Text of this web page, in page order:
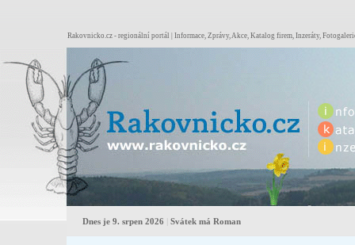
Rakovnicko.cz - regionální portál | Informace, Zprávy, Akce, Katalog firem, Inzeráty,
Dnes je 9. srpen 2026 Svátek má Roman